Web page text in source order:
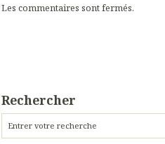
Les commentaires sont fermés.
Rechercher